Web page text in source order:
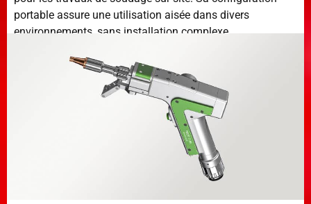
portable assure une utilisation aisée dans divers
environnements, sans installation complexe.